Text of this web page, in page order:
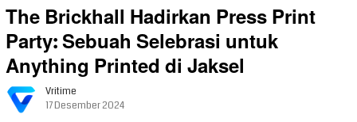
The Brickhall Hadirkan Press Print
Party: Sebuah Selebrasi untuk
Anything Printed di Jaksel
Vritime
17 Desember 2024